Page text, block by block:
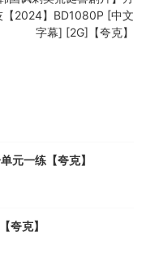
【2024】BD1080P [中文
字幕] [2G]【夸克】
元一练【夸克】
夸克】